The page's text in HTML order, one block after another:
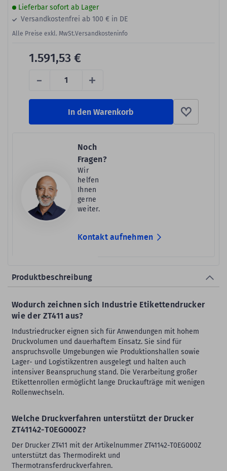
Lieferbar sofort ab Lager
Versandkostenfrei ab 100 € in DE
Alle Preise exkl. MwSt.Versandkosteninfo
- +
1.591,53 €
In den Warenkorb
Noch
Fragen?
Wir
helfen
Ihnen
gerne
weiter.
Kontakt aufnehmen
Produktbeschreibung
Wodurch zeichnen sich Industrie Etikettendrucker
wie der ZT411 aus?
Industriedrucker eignen sich für Anwendungen mit hohem
Druckvolumen und dauerhaftem Einsatz. Sie sind für
anspruchsvolle Umgebungen wie Produktionshallen sowie
Lager- und Logistikzentren ausgelegt und halten auch
intensiver Beanspruchung stand. Die Verarbeitung großer
Etikettenrollen ermöglicht lange Druckaufträge mit wenigen
Rollenwechseln.
Welche Druckverfahren unterstützt der Drucker
ZT41142-T0EG000Z?
Der Drucker ZT411 mit der Artikelnummer ZT41142-T0EG000Z
unterstützt das Thermodirekt und
Thermotransferdruckverfahren.